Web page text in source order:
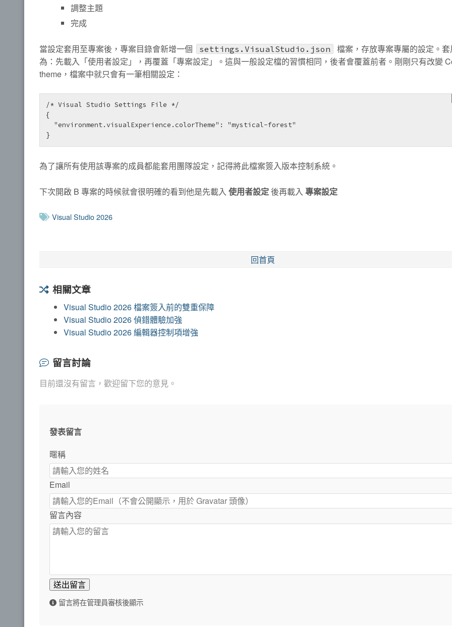
調整主題
完成
當設定套用至專案後，專案目錄會新增一個 settings.VisualStudio.json
檔案，存放專案專屬的設定。
為：先載入「使用者設定」，再覆蓋「專案設定」。這與一般設定檔的習慣相同，後者會覆蓋前者。剛剛只有改變
theme，檔案中就只會有一筆相關設定：
/* Visual Studio Settings File */
{
為了讓所有使用該專案的成員都能套用團隊設定，記得將此檔案簽入版本控制系統。
下次開啟 B 專案的時候就會很明確的看到他是先載入 使用者設定後再載入 專案設定
Visual Studio 2026
回首頁
相關文章
Visual Studio 2026 檔案簽入前的雙重保障
Visual Studio 2026 偵錯體驗加強
Visual Studio 2026 編輯器控制項增強
留言討論
目前還沒有留言，歡迎留下您的意見。
發表留言
暱稱
Email
留言內容
送出留言
留言將在管理員審核後顯示